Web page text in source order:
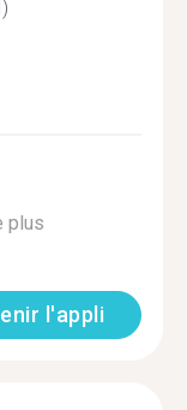
plus
l'appli